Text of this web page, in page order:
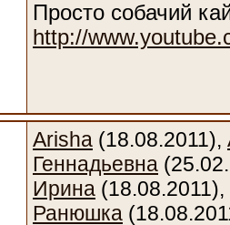
Просто собачий
http://
Arisha (18.08.2011),
Геннадьевна
Ирина (18.08.2011),
Ранюшка